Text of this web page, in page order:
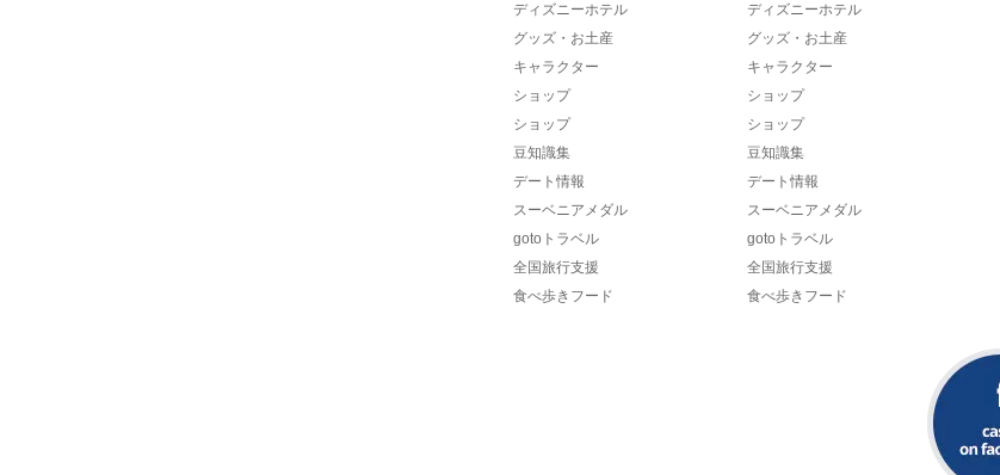
ディズニーホテル
グッズ・お土産
キャラクター
ショップ
ショップ
豆知識集
デート情報
スーベニアメダル
gotoトラベル
全国旅行支援
食べ歩きフード
ディズニーホテル
グッズ・お土産
キャラクター
ショップ
ショップ
豆知識集
デート情報
スーベニアメダル
gotoトラベル
全国旅行支援
食べ歩きフード